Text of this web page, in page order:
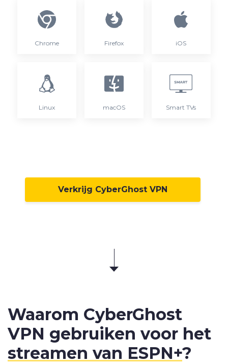
Chrome Firefox iOS
Linux macOS Smart TVs
Verkrijg CyberGhost VPN
Waarom CyberGhost
VPN gebruiken voor het
streamen van ESPN+?